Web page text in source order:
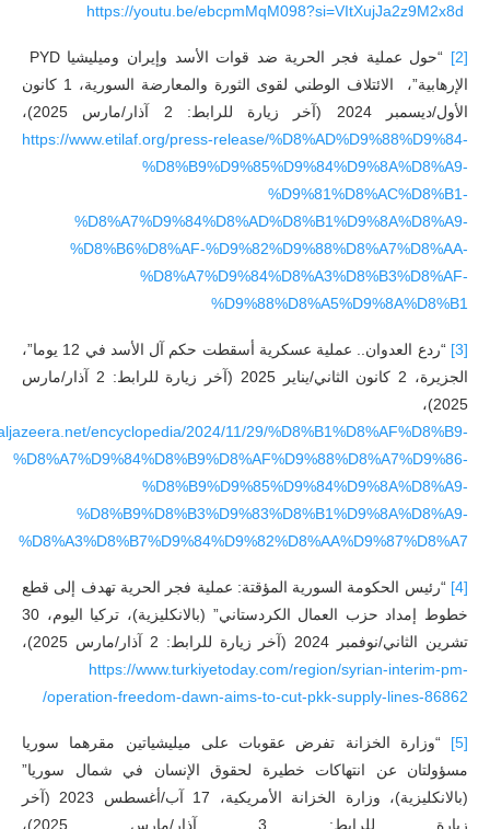
https://youtu.be/ebcpmMqM098?si=VItXujJa2z9M2x8d
[2]
الإرهابية”، الائتلاف الوطني لقوى الثورة والمعارضة السورية، 1 كانون
الأول/ديسمبر 2024 (آخر زيارة للرابط: 2 آذار/مارس 2025)،
https://www.etilaf.org/press-release/%D8%AD%D9%88%D9%84-
%D8%B9%D9%85%D9%84%D9%8A%D8%A9-
%D9%81%D8%AC%D8%B1-
%D8%A7%D9%84%D8%AD%D8%B1%D9%8A%D8%A9-
%D8%B6%D8%AF-%D9%82%D9%88%D8%A7%D8%AA-
%D8%A7%D9%84%D8%A3%D8%B3%D8%AF-
%D9%88%D8%A5%D9%8A%D8%B1
[3]
“ردع العدوان.. عملية عسكرية أسقطت حكم آل الأسد في 12 يوما”،
الجزيرة، 2 كانون الثاني/يناير 2025 (آخر زيارة للرابط: 2 آذار/مارس
2025)،
encyclopedia/2024/11/29/%D8%B1%D8%AF%D8%B9-
%D8%A7%D9%84%D8%B9%D8%AF%D9%88%D8%A7%D9%86-
%D8%B9%D9%85%D9%84%D9%8A%D8%A9-
%D8%B9%D8%B3%D9%83%D8%B1%D9%8A%D8%A9-
%D8%A3%D8%B7%D9%84%D9%82%D8%AA%D9%87%D8%A7
[4]
“رئيس الحكومة السورية المؤقتة: عملية فجر الحرية تهدف إلى قطع
خطوط إمداد حزب العمال الكردستاني” (بالانكليزية)، تركيا اليوم، 30
تشرين الثاني/نوفمبر 2024 (آخر زيارة للرابط: 2 آذار/مارس 2025)،
https://www.turkiyetoday.com/region/syrian-interim-pm-
operation-freedom-dawn-aims-to-cut-pkk-supply-lines-86862/
[5]
“وزارة الخزانة تفرض عقوبات على ميليشياتين مقرهما سوريا
مسؤولتان عن انتهاكات خطيرة لحقوق الإنسان في شمال سوريا”
(بالانكليزية)، وزارة الخزانة الأمريكية، 17 آب/أغسطس 2023 (آخر
زيارة للرابط: 3 آذار/مارس 2025)،